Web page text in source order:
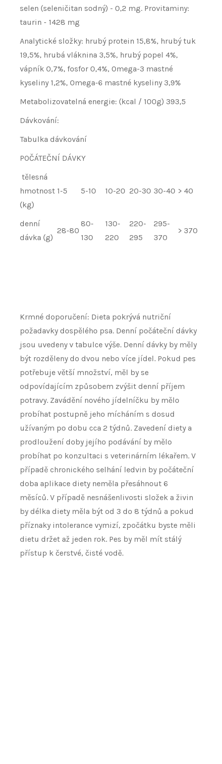
selen (seleničitan sodný) - 0,2 mg. Provitaminy:
taurin - 1428 mg
Analytické složky: hrubý protein 15,8%, hrubý tuk
19,5%, hrubá vláknina 3,5%, hrubý popel 4%,
vápník 0,7%, fosfor 0,4%, Omega-3 mastné
kyseliny 1,2%, Omega-6 mastné kyseliny 3,9%
Metabolizovatelná energie: (kcal / 100g) 393,5
Dávkování:
Tabulka dávkování
POČÁTEČNÍ DÁVKY
tělesná
hmotnost
(kg)
1-5 5-10 10-20 20-30 30-40 > 40
denní
dávka (g)
28-80
80-
130
130-
220
220-
295
295-
370
> 370
Krmné doporučení: Dieta pokrývá nutriční
požadavky dospělého psa. Denní počáteční dávky
jsou uvedeny v tabulce výše. Denní dávky by měly
být rozděleny do dvou nebo více jídel. Pokud pes
potřebuje větší množství, měl by se
odpovídajícím způsobem zvýšit denní příjem
potravy. Zavádění nového jídelníčku by mělo
probíhat postupně jeho mícháním s dosud
užívaným po dobu cca 2 týdnů. Zavedení diety a
prodloužení doby jejího podávání by mělo
probíhat po konzultaci s veterinárním lékařem. V
případě chronického selhání ledvin by počáteční
doba aplikace diety neměla přesáhnout 6
měsíců. V případě nesnášenlivosti složek a živin
by délka diety měla být od 3 do 8 týdnů a pokud
příznaky intolerance vymizí, zpočátku byste měli
dietu držet až jeden rok. Pes by měl mít stálý
přístup k čerstvé, čisté vodě.